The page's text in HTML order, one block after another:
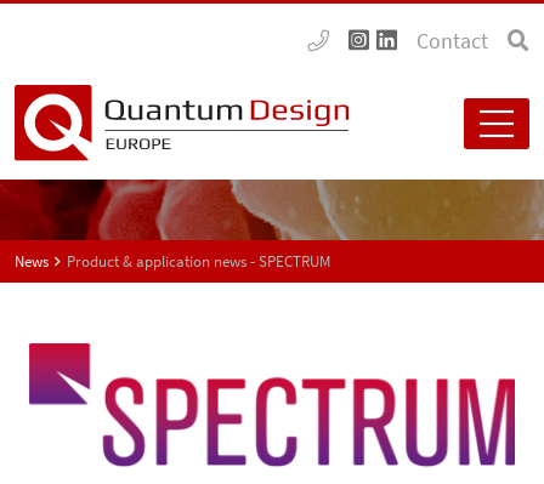
Contact
News Product & application news - SPECTRUM